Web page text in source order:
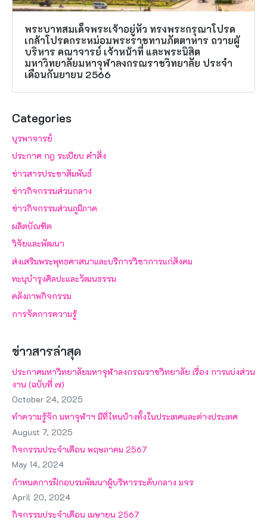
พระบาทสมเด็จพระเจ้าอยู่หัว ทรงพระกรุณาโปรด
เกล้าโปรดกระหม่อมพระราชทานภัตตาหาร ถวายผู้
บริหาร คณาจารย์ เจ้าหน้าที่ และพระนิสิต
มหาวิทยาลัยมหาจุฬาลงกรณราชวิทยาลัย ประจำ
เดือนกันยายน 2566
Categories
บุรพาจารย์
ประกาศ กฎ ระเบียบ คำสั่ง
ข่าวสารประชาสัมพันธ์
ข่าวกิจกรรมส่วนกลาง
ข่าวกิจกรรมส่วนภูมิภาค
ผลิตบัณฑิต
วิจัยและพัฒนา
ส่งเสริมพระพุทธศาสนาและบริการวิชาการแก่สังคม
ทะนุบำรุงศิลปะและวัฒนธรรม
คลังภาพกิจกรรม
การจัดการความรู้
ข่าวสารล่าสุด
ประกาศมหาวิทยาลัยมหาจุฬาลงกรณราชวิทยาลัย เรื่อง การแบ่งส่วน
งาน (ฉบับที่ ๗)
October 24, 2025
ทำความรู้จัก มหาจุฬาฯ มีที่ไหนบ้างทั้งในประเทศและต่างประเทศ
August 7, 2025
กิจกรรมประจำเดือน พฤษภาคม 2567
May 14, 2024
กำหนดการฝึกอบรมพัฒนาผู้บริหารระดับกลาง มจร
April 20, 2024
กิจกรรมประจำเดือน เมษายน 2567